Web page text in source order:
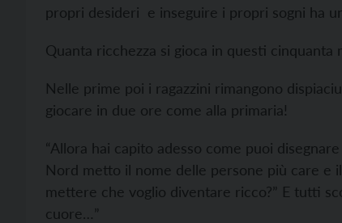
propri desideri e inseguire i propri sogni ha
Quanta ricchezza si gioca in questi cinquanta
Nelle prime poi i ragazzini rimangono
giocare in due ore come alla primaria!
“Allora hai capito adesso come puoi
Nord metto il nome delle persone più care e
mettere che voglio diventare ricco?” E tutti
cuore…”